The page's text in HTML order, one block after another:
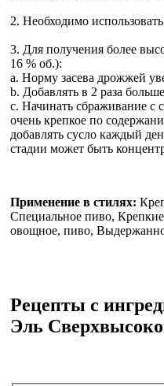
2. Необходимо
3. Для получения более
16 % об.):
a. Норму засева дрожжей
b. Добавлять в 2 раза
c. Начинать сбраживание с
очень крепкое по
добавлять сусло каждый
стадии может быть
Применение в стилях:
Специальное пиво,
овощное, пиво,
Рецепты с
Эль